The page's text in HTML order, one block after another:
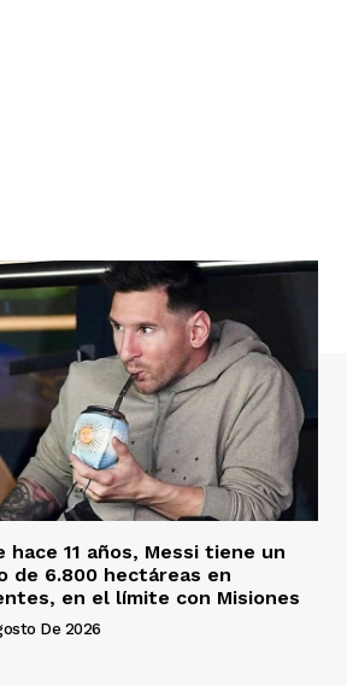
hace 11 años, Messi tiene un
de 6.800 hectáreas en
en el límite con Misiones
De 2026